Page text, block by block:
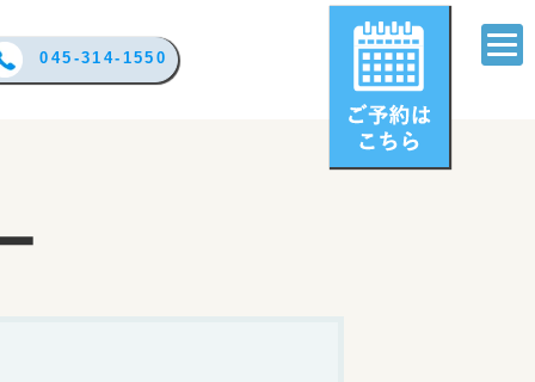
045-314-1550